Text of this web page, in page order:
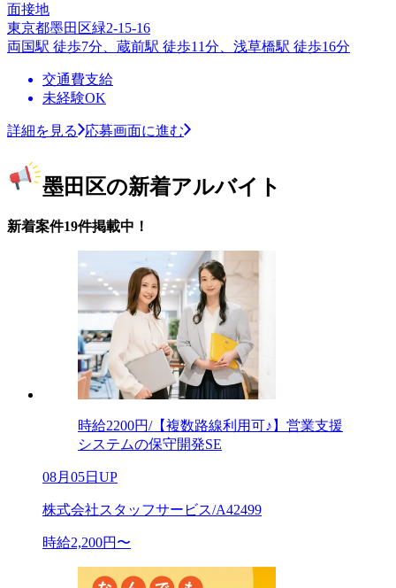
面接地
東京都墨田区緑2-15-16
両国駅 徒歩7分、蔵前駅 徒歩11分、浅草橋駅 徒歩16分
交通費支給
未経験OK
詳細を見る 応募画面に進む
墨田区の新着アルバイト
新着案件19件掲載中！
時給2200円/【複数路線利用可♪】営業支援
システムの保守開発SE
08月05日UP
株式会社スタッフサービス/A42499
時給2,200円〜